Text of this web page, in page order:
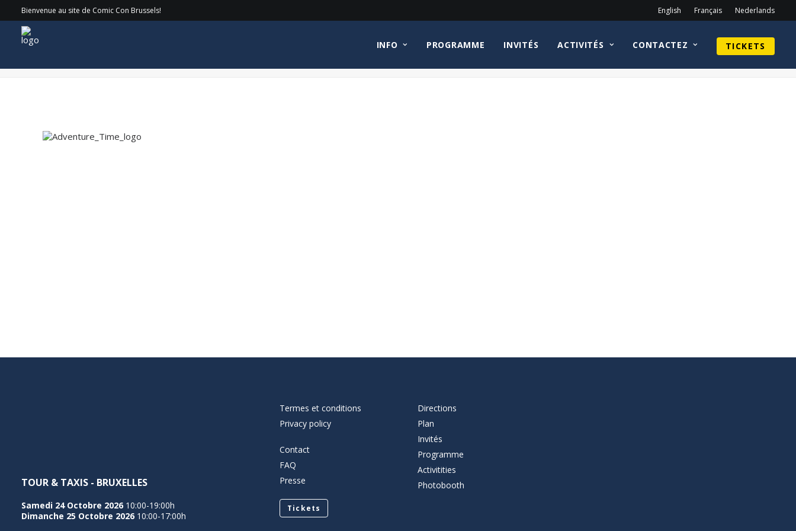
Bienvenue au site de Comic Con Brussels! English Français Nederlands
INFO PROGRAMME INVITÉS ACTIVITÉS CONTACTEZ TICKETS
Adventure_Time_logo Home Felicia Day Adventure_Time_logo
TOUR & TAXIS - BRUXELLES
Samedi 24 Octobre 2026 10:00-19:00h
Dimanche 25 Octobre 2026 10:00-17:00h
Termes et conditions
Privacy policy
Contact
FAQ
Presse
Tickets
Directions
Plan
Invités
Programme
Activitities
Photobooth